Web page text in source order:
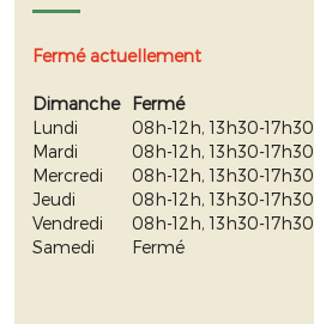
Fermé actuellement
Dimanche
Fermé
Lundi
08h-12h, 13h30-17h30
Mardi
08h-12h, 13h30-17h30
Mercredi
08h-12h, 13h30-17h30
Jeudi
08h-12h, 13h30-17h30
Vendredi
08h-12h, 13h30-17h30
Samedi
Fermé